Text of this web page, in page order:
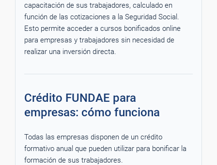
capacitación de sus trabajadores, calculado en
función de las cotizaciones a la Seguridad Social.
Esto permite acceder a cursos bonificados online
para empresas y trabajadores sin necesidad de
realizar una inversión directa.
Crédito FUNDAE para
empresas: cómo funciona
Todas las empresas disponen de un crédito
formativo anual que pueden utilizar para bonificar la
formación de sus trabajadores.